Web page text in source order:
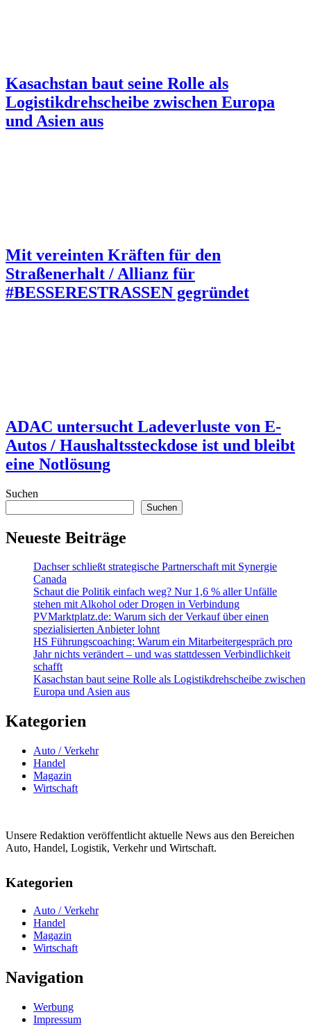
Kasachstan baut seine Rolle als
Logistikdrehscheibe zwischen Europa
und Asien aus
Mit vereinten Kräften für den
Straßenerhalt / Allianz für
#BESSERESTRASSEN gegründet
ADAC untersucht Ladeverluste von E-
Autos / Haushaltssteckdose ist und bleibt
eine Notlösung
Suchen
Suchen
Neueste Beiträge
Dachser schließt strategische Partnerschaft mit Synergie
Canada
Schaut die Politik einfach weg? Nur 1,6 % aller Unfälle
stehen mit Alkohol oder Drogen in Verbindung
PVMarktplatz.de: Warum sich der Verkauf über einen
spezialisierten Anbieter lohnt
HS Führungscoaching: Warum ein Mitarbeitergespräch pro
Jahr nichts verändert – und was stattdessen Verbindlichkeit
schafft
Kasachstan baut seine Rolle als Logistikdrehscheibe zwischen
Europa und Asien aus
Kategorien
Auto / Verkehr
Handel
Magazin
Wirtschaft
Unsere Redaktion veröffentlicht aktuelle News aus den Bereichen
Auto, Handel, Logistik, Verkehr und Wirtschaft.
Kategorien
Auto / Verkehr
Handel
Magazin
Wirtschaft
Navigation
Werbung
Impressum